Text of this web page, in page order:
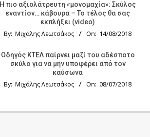
Η πιο αξιολάτρευτη «μονομαχία»: Σκύλος
εναντίον… κάβουρα – Το τέλος θα σας
εκπλήξει (video)
By: Μιχάλης Λεωτσάκος On: 14/08/2018
Οδηγός KTΕΛ παίρνει μαζί του αδέσποτο
σκύλο για να μην υποφέρει από τον
καύσωνα
By: Μιχάλης Λεωτσάκος On: 08/07/2018